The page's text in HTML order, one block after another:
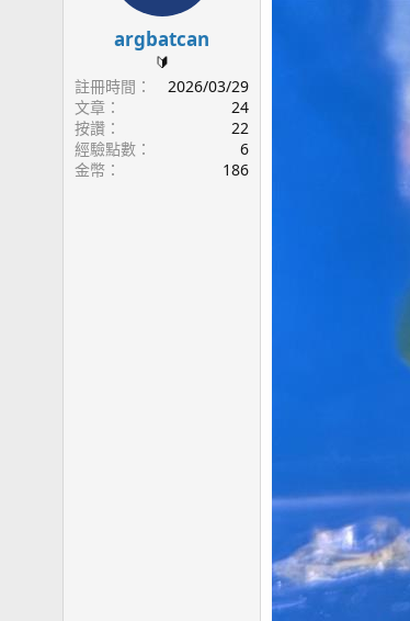
argbatcan
🔰
註冊時間
2026/03/29
文章
24
按讚
22
經驗點數
6
金幣
186